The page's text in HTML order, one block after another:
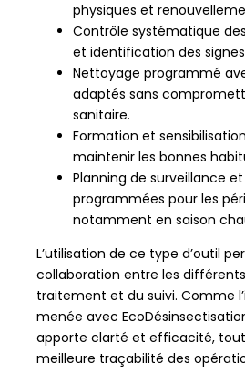
physiques et
Contrôle systématique
et identification des
Nettoyage programmé
adaptés sans
sanitaire.
Formation et
maintenir les bonnes
Planning de surveillance
programmées pour les
notamment en saison
L’utilisation de ce type d’outil
collaboration entre les
traitement et du suivi. Comme
menée avec
apporte clarté et efficacité,
meilleure traçabilité des